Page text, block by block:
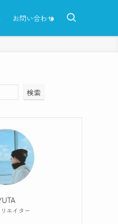
お問い合わせ
検索
エイター